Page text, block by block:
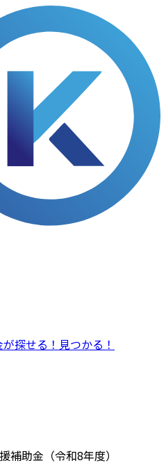
探せる！見つかる！
補助金（令和8年度）